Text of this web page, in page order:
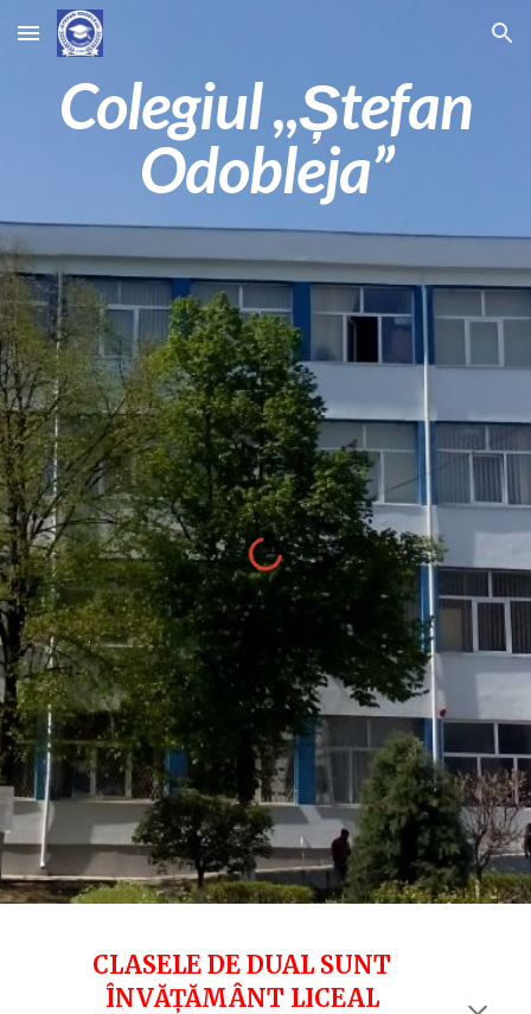
Skip to main content Skip to navigation
Colegiul ,,Ștefan
Odobleja”
CLASELE DE DUAL SUNT
ÎNVĂȚĂMÂNT LICEAL